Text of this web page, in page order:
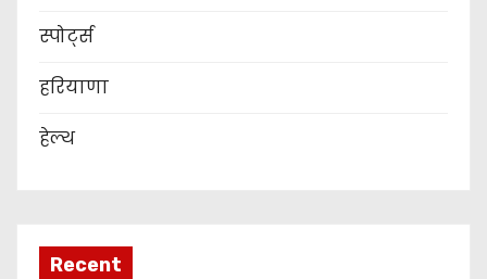
स्पोर्ट्स
हरियाणा
हेल्थ
Recent